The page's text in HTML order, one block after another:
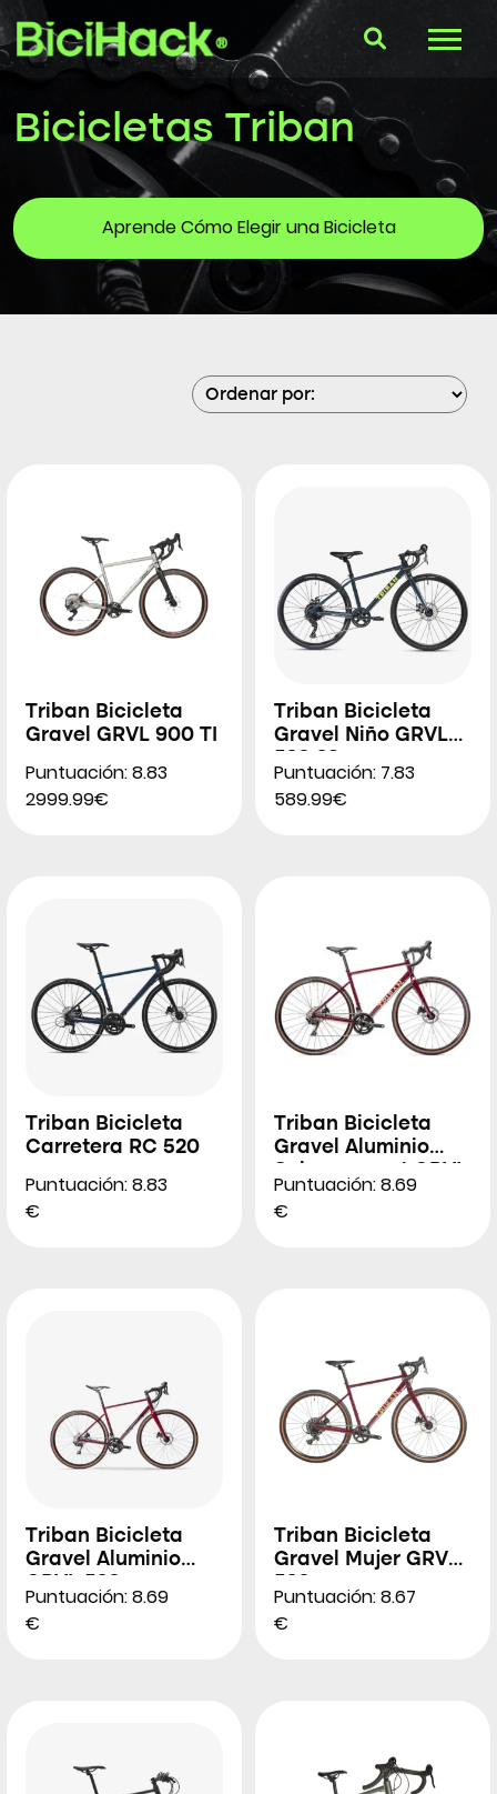
B-Finder
Bicicletas
Cascos
Accesorios
Bicicletas Triban
Aprende Cómo Elegir una Bicicleta
Triban Bicicleta
Gravel GRVL 900 TI
Puntuación: 8.83
2999.99€
Triban Bicicleta
Gravel Niño GRVL
Puntuación: 7.83
589.99€
Triban Bicicleta
Carretera RC 520
Puntuación: 8.83
€
Triban Bicicleta
Gravel Aluminio
520
Puntuación: 8.69
€
Triban Bicicleta
Gravel Aluminio
Puntuación: 8.69
€
Triban Bicicleta
Gravel Mujer GRVL
Puntuación: 8.67
€